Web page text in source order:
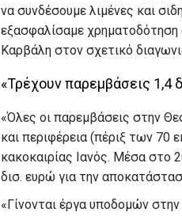
να συνδέσουμε λιμένες και
εξασφαλίσαμε χρηματοδότηση
Καρβάλη στον σχετικό
«Τρέχουν παρεμβάσεις
«Όλες οι παρεμβάσεις στην
και περιφέρεια (πέριξ των 70
κακοκαιρίας Ιανός. Μέσα στο
δισ. ευρώ για την
«Γίνονται έργα υποδομών